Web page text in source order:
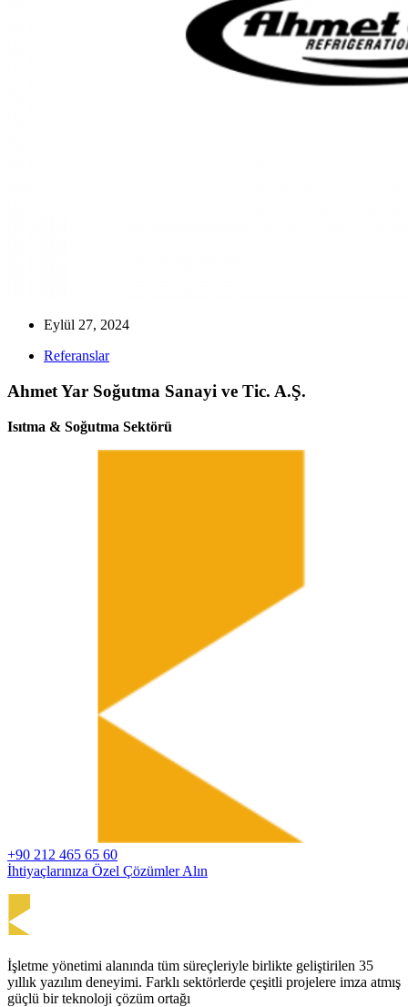
Eylül 27, 2024
Referanslar
Ahmet Yar Soğutma Sanayi ve Tic. A.Ş.
Isıtma & Soğutma Sektörü
+90 212 465 65 60
İhtiyaçlarınıza Özel Çözümler Alın
İşletme yönetimi alanında tüm süreçleriyle birlikte geliştirilen 35
yıllık yazılım deneyimi. Farklı sektörlerde çeşitli projelere imza atmış
güçlü bir teknoloji çözüm ortağı